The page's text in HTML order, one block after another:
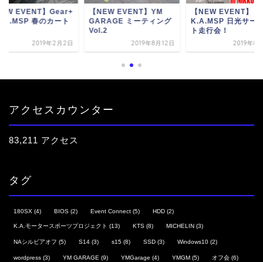
EVENT】Gear+
春のカート
2019年2月2日
【NEW EVENT】YM
GARAGE ミーティング
Vol.2
2019年8月12日
【NEW EVENT】
K.A.MSP 日光サー
ト走行会！
2019年8
アクセスカウンター
83,211 アクセス
タグ
180SX (4) BIOS (2) Event Connect (5) HDD (2)
K.A.モータースポーツプロジェクト (13) KTS (8) MICHELIN (3)
NAシルビアオフ (5) S14 (3) s15 (8) SSD (3) Windows10 (2)
wordpress (3) YM GARAGE (9) YMGarage (4) YMGM (5) オフ会 (6)